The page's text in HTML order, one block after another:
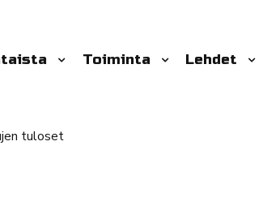
Toiminta Lehdet
tuloset